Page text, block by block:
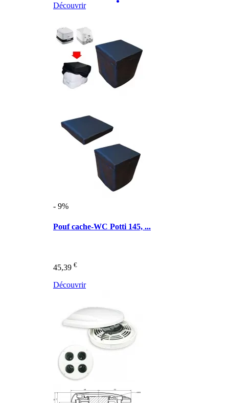
Découvrir
- 9%
Pouf cache-WC Potti 145, ...
45,39 €
Découvrir